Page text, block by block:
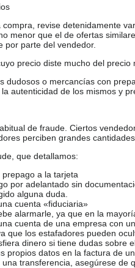
revise detenidamente
menor que el de ofertas
por parte del vendedor.
precio diste mucho del precio
dudosos o mercancías con
autenticidad de los mismos y
de fraude. Ciertos
perciben grandes
que detallamos:
a la tarjeta
por adelantado sin
alguna duda.
cuenta «fiduciaria»
alarmarle, ya que en la
cuenta de una empresa con
que los estafadores pueden
dinero si tiene dudas sobre
propios datos en la factura de
transferencia, asegúrese de